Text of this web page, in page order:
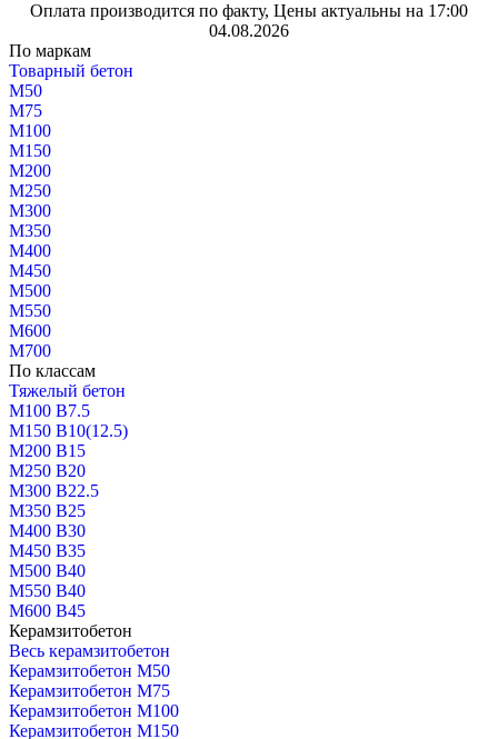
Оплата производится по факту, Цены актуальны на 17:00
04.08.2026
По маркам
Товарный бетон
М50
М75
М100
М150
М200
М250
М300
М350
М400
М450
М500
М550
М600
М700
По классам
Тяжелый бетон
М100 В7.5
М150 В10(12.5)
М200 В15
М250 В20
М300 В22.5
М350 В25
М400 В30
М450 В35
М500 В40
М550 В40
М600 В45
Керамзитобетон
Весь керамзитобетон
Керамзитобетон М50
Керамзитобетон М75
Керамзитобетон М100
Керамзитобетон М150